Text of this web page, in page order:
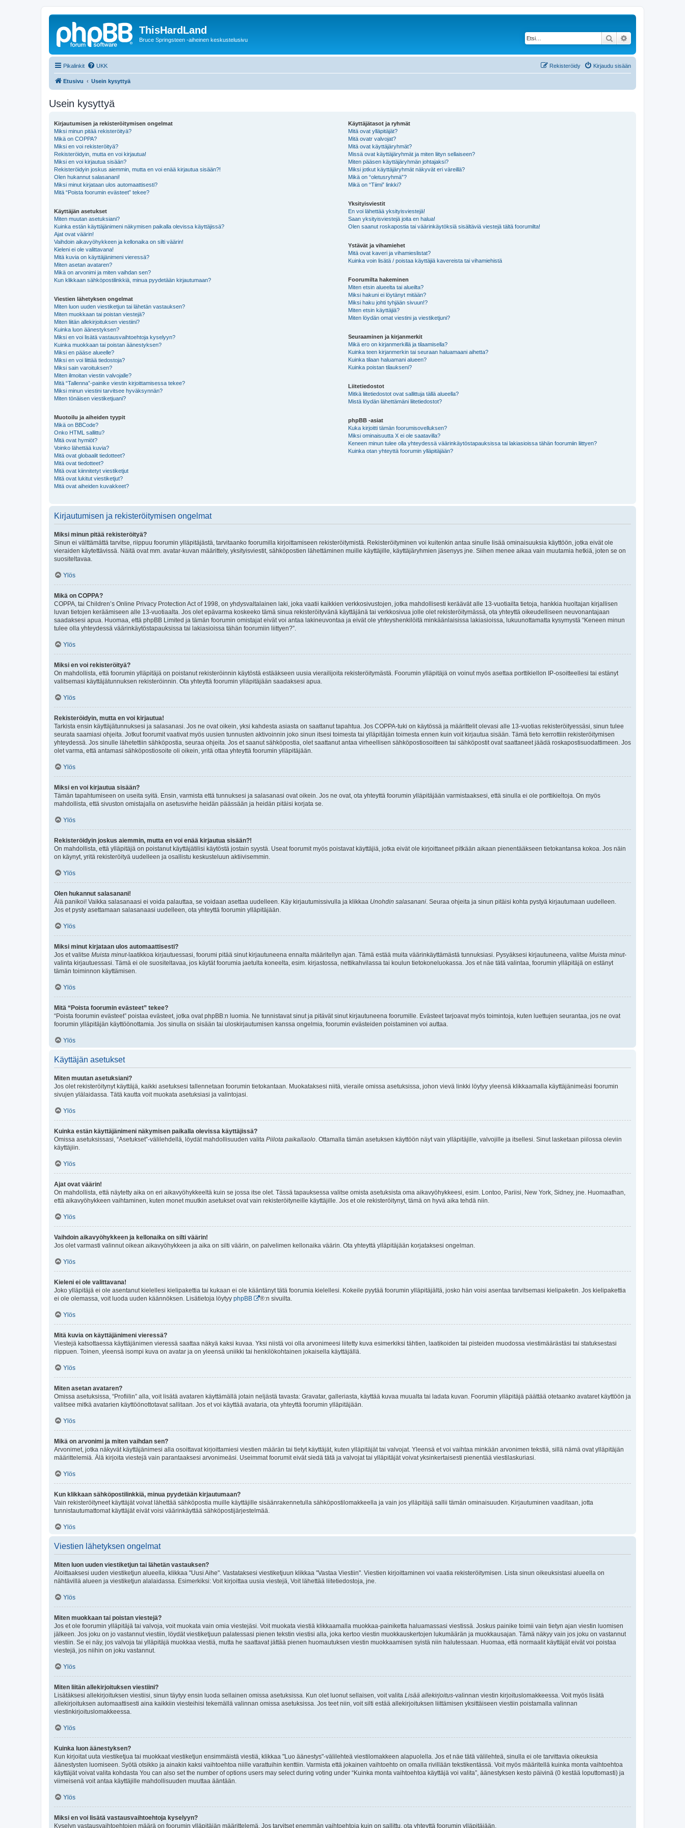
ThisHardLand
Bruce Springsteen -aiheinen keskustelusivu Etsi
Pikalinkit UKK Kirjaudu sisään
Rekisteröidy
Etusivu Usein kysyttyä
Usein kysyttyä
Kirjautumisen ja rekisteröitymisen ongelmat
Miksi minun pitää rekisteröityä?
Mikä on COPPA?
Miksi en voi rekisteröityä?
Rekisteröidyin, mutta en voi kirjautua!
Miksi en voi kirjautua sisään?
Rekisteröidyin joskus aiemmin, mutta en voi enää kirjautua sisään?!
Olen hukannut salasanani!
Miksi minut kirjataan ulos automaattisesti?
Mitä “Poista foorumin evästeet” tekee?
Käyttäjän asetukset
Miten muutan asetuksiani?
Kuinka estän käyttäjänimeni näkymisen paikalla olevissa käyttäjissä?
Ajat ovat väärin!
Vaihdoin aikavyöhykkeen ja kellonaika on silti väärin!
Kieleni ei ole valittavana!
Mitä kuvia on käyttäjänimeni vieressä?
Miten asetan avataren?
Mikä on arvonimi ja miten vaihdan sen?
Kun klikkaan sähköpostilinkkiä, minua pyydetään kirjautumaan?
Viestien lähetyksen ongelmat
Miten luon uuden viestiketjun tai lähetän vastauksen?
Miten muokkaan tai poistan viestejä?
Miten liitän allekirjoituksen viestiini?
Kuinka luon äänestyksen?
Miksi en voi lisätä vastausvaihtoehtoja kyselyyn?
Kuinka muokkaan tai poistan äänestyksen?
Miksi en pääse alueelle?
Miksi en voi liittää tiedostoja?
Miksi sain varoituksen?
Miten ilmoitan viestin valvojalle?
Mitä “Tallenna”-painike viestin kirjoittamisessa tekee?
Miksi minun viestini tarvitsee hyväksynnän?
Miten tönäisen viestiketjuani?
Muotoilu ja aiheiden tyypit
Mikä on BBCode?
Onko HTML sallittu?
Mitä ovat hymiöt?
Voinko lähettää kuvia?
Mitä ovat globaalit tiedotteet?
Mitä ovat tiedotteet?
Mitä ovat kiinnitetyt viestiketjut
Mitä ovat lukitut viestiketjut?
Mitä ovat aiheiden kuvakkeet?
Käyttäjätasot ja ryhmät
Mitä ovat ylläpitäjät?
Mitä ovatr valvojat?
Mitä ovat käyttäjäryhmät?
Missä ovat käyttäjäryhmät ja miten liityn sellaiseen?
Miten pääsen käyttäjäryhmän johtajaksi?
Miksi jotkut käyttäjäryhmät näkyvät eri väreillä?
Mikä on “oletusryhmä”?
Mikä on “Tiimi” linkki?
Yksityisviestit
En voi lähettää yksityisviestejä!
Saan yksityisviestejä joita en halua!
Olen saanut roskapostia tai väärinkäytöksiä sisältäviä viestejä tältä foorumilta!
Ystävät ja vihamiehet
Mitä ovat kaveri ja vihamieslistat?
Kuinka voin lisätä / poistaa käyttäjiä kavereista tai vihamiehistä
Foorumilta hakeminen
Miten etsin alueelta tai alueilta?
Miksi hakuni ei löytänyt mitään?
Miksi haku johti tyhjään sivuun!?
Miten etsin käyttäjiä?
Miten löydän omat viestini ja viestiketjuni?
Seuraaminen ja kirjanmerkit
Mikä ero on kirjanmerkillä ja tilaamisella?
Kuinka teen kirjanmerkin tai seuraan haluamaani aihetta?
Kuinka tilaan haluamani alueen?
Kuinka poistan tilaukseni?
Liitetiedostot
Mitkä liitetiedostot ovat sallittuja tällä alueella?
Mistä löydän lähettämäni liitetiedostot?
phpBB -asiat
Kuka kirjoitti tämän foorumisovelluksen?
Miksi ominaisuutta X ei ole saatavilla?
Keneen minun tulee olla yhteydessä väärinkäytöstapauksissa tai lakiasioissa tähän foorumiin liittyen?
Kuinka otan yhteyttä foorumin ylläpitäjään?
Kirjautumisen ja rekisteröitymisen ongelmat
Miksi minun pitää rekisteröityä?
Sinun ei välttämättä tarvitse, riippuu foorumin ylläpitäjästä, tarvitaanko foorumilla kirjoittamiseen rekisteröitymistä. Rekisteröityminen voi kuitenkin antaa sinulle lisää ominaisuuksia käyttöön, jotka eivät ole
vieraiden käytettävissä. Näitä ovat mm. avatar-kuvan määrittely, yksityisviestit, sähköpostien lähettäminen muille käyttäjille, käyttäjäryhmien jäsenyys jne. Siihen menee aikaa vain muutamia hetkiä, joten se on
suositeltavaa.
Ylös
Mikä on COPPA?
COPPA, tai Children’s Online Privacy Protection Act of 1998, on yhdysvaltalainen laki, joka vaatii kaikkien verkkosivustojen, jotka mahdollisesti keräävät alle 13-vuotiailta tietoja, hankkia huoltajan kirjallisen
luvan tietojen keräämiseen alle 13-vuotiaalta. Jos olet epävarma koskeeko tämä sinua rekisteröityvänä käyttäjänä tai verkkosivua jolle olet rekisteröitymässä, ota yhteyttä oikeudelliseen neuvonantajaan
saadaksesi apua. Huomaa, että phpBB Limited ja tämän foorumin omistajat eivät voi antaa lakineuvontaa ja eivät ole yhteyshenkilöitä minkäänlaisissa lakiasioissa, lukuunottamatta kysymystä “Keneen minun
tulee olla yhteydessä väärinkäytöstapauksissa tai lakiasioissa tähän foorumiin liittyen?”.
Ylös
Miksi en voi rekisteröityä?
On mahdollista, että foorumin ylläpitäjä on poistanut rekisteröinnin käytöstä estääkseen uusia vierailijoita rekisteröitymästä. Foorumin ylläpitäjä on voinut myös asettaa porttikiellon IP-osoitteellesi tai estänyt
valitsemasi käyttäjätunnuksen rekisteröinnin. Ota yhteyttä foorumin ylläpitäjään saadaksesi apua.
Ylös
Rekisteröidyin, mutta en voi kirjautua!
Tarkista ensin käyttäjätunnuksesi ja salasanasi. Jos ne ovat oikein, yksi kahdesta asiasta on saattanut tapahtua. Jos COPPA-tuki on käytössä ja määrittelit olevasi alle 13-vuotias rekisteröityessäsi, sinun tulee
seurata saamiasi ohjeita. Jotkut foorumit vaativat myös uusien tunnusten aktivoinnin joko sinun itsesi toimesta tai ylläpitäjän toimesta ennen kuin voit kirjautua sisään. Tämä tieto kerrottiin rekisteröitymisen
yhteydessä. Jos sinulle lähetettiin sähköpostia, seuraa ohjeita. Jos et saanut sähköpostia, olet saattanut antaa virheellisen sähköpostiosoitteen tai sähköpostit ovat saattaneet jäädä roskapostisuodattimeen. Jos
olet varma, että antamasi sähköpostiosoite oli oikein, yritä ottaa yhteyttä foorumin ylläpitäjään.
Ylös
Miksi en voi kirjautua sisään?
Tämän tapahtumiseen on useita syitä. Ensin, varmista että tunnuksesi ja salasanasi ovat oikein. Jos ne ovat, ota yhteyttä foorumin ylläpitäjään varmistaaksesi, että sinulla ei ole porttikieltoja. On myös
mahdollista, että sivuston omistajalla on asetusvirhe heidän päässään ja heidän pitäisi korjata se.
Ylös
Rekisteröidyin joskus aiemmin, mutta en voi enää kirjautua sisään?!
On mahdollista, että ylläpitäjä on poistanut käyttäjätilisi käytöstä jostain syystä. Useat foorumit myös poistavat käyttäjiä, jotka eivät ole kirjoittaneet pitkään aikaan pienentääkseen tietokantansa kokoa. Jos näin
on käynyt, yritä rekisteröityä uudelleen ja osallistu keskusteluun aktiivisemmin.
Ylös
Olen hukannut salasanani!
Älä panikoi! Vaikka salasanaasi ei voida palauttaa, se voidaan asettaa uudelleen. Käy kirjautumissivulla ja klikkaa Unohdin salasanani . Seuraa ohjeita ja sinun pitäisi kohta pystyä kirjautumaan uudelleen.
Jos et pysty asettamaan salasanaasi uudelleen, ota yhteyttä foorumin ylläpitäjään.
Ylös
Miksi minut kirjataan ulos automaattisesti?
Jos et valitse Muista minut-laatikkoa kirjautuessasi, foorumi pitää sinut kirjautuneena ennalta määritellyn ajan. Tämä estää muita väärinkäyttämästä tunnuksiasi. Pysyäksesi kirjautuneena, valitse Muista minut-
valinta kirjautuessasi. Tämä ei ole suositeltavaa, jos käytät foorumia jaetulta koneelta, esim. kirjastossa, nettikahvilassa tai koulun tietokoneluokassa. Jos et näe tätä valintaa, foorumin ylläpitäjä on estänyt
tämän toiminnon käyttämisen.
Ylös
Mitä “Poista foorumin evästeet” tekee?
“Poista foorumin evästeet” poistaa evästeet, jotka ovat phpBB:n luomia. Ne tunnistavat sinut ja pitävät sinut kirjautuneena foorumille. Evästeet tarjoavat myös toimintoja, kuten luettujen seurantaa, jos ne ovat
foorumin ylläpitäjän käyttöönottamia. Jos sinulla on sisään tai uloskirjautumisen kanssa ongelmia, foorumin evästeiden poistaminen voi auttaa.
Ylös
Käyttäjän asetukset
Miten muutan asetuksiani?
Jos olet rekisteröitynyt käyttäjä, kaikki asetuksesi tallennetaan foorumin tietokantaan. Muokataksesi niitä, vieraile omissa asetuksissa, johon vievä linkki löytyy yleensä klikkaamalla käyttäjänimeäsi foorumin
sivujen ylälaidassa. Tätä kautta voit muokata asetuksiasi ja valintojasi.
Ylös
Kuinka estän käyttäjänimeni näkymisen paikalla olevissa käyttäjissä?
Omissa asetuksissasi, “Asetukset”-välilehdellä, löydät mahdollisuuden valita Piilota paikallaolo . Ottamalla tämän asetuksen käyttöön näyt vain ylläpitäjille, valvojille ja itsellesi. Sinut lasketaan piilossa oleviin
käyttäjiin.
Ylös
Ajat ovat väärin!
On mahdollista, että näytetty aika on eri aikavyöhykkeeltä kuin se jossa itse olet. Tässä tapauksessa valitse omista asetuksista oma aikavyöhykkeesi, esim. Lontoo, Pariisi, New York, Sidney, jne. Huomaathan,
että aikavyöhykkeen vaihtaminen, kuten monet muutkin asetukset ovat vain rekisteröityneille käyttäjille. Jos et ole rekisteröitynyt, tämä on hyvä aika tehdä niin.
Ylös
Vaihdoin aikavyöhykkeen ja kellonaika on silti väärin!
Jos olet varmasti valinnut oikean aikavyöhykkeen ja aika on silti väärin, on palvelimen kellonaika väärin. Ota yhteyttä ylläpitäjään korjataksesi ongelman.
Ylös
Kieleni ei ole valittavana!
Joko ylläpitäjä ei ole asentanut kielellesi kielipakettia tai kukaan ei ole kääntänyt tätä foorumia kielellesi. Kokeile pyytää foorumin ylläpitäjältä, josko hän voisi asentaa tarvitsemasi kielipaketin. Jos kielipakettia
ei ole olemassa, voit luoda uuden käännöksen. Lisätietoja löytyy phpBB ®:n sivuilta.
Ylös
Mitä kuvia on käyttäjänimeni vieressä?
Viestejä katsottaessa käyttäjänimen vieressä saattaa näkyä kaksi kuvaa. Yksi niistä voi olla arvonimeesi liitetty kuva esimerkiksi tähtien, laatikoiden tai pisteiden muodossa viestimäärästäsi tai statuksestasi
riippuen. Toinen, yleensä isompi kuva on avatar ja on yleensä uniikki tai henkilökohtainen jokaisella käyttäjällä.
Ylös
Miten asetan avataren?
Omissa asetuksissa, “Profiilin” alla, voit lisätä avataren käyttämällä jotain neljästä tavasta: Gravatar, galleriasta, käyttää kuvaa muualta tai ladata kuvan. Foorumin ylläpitäjä päättää otetaanko avataret käyttöön ja
valitsee mitkä avatarien käyttöönottotavat sallitaan. Jos et voi käyttää avataria, ota yhteyttä foorumin ylläpitäjään.
Ylös
Mikä on arvonimi ja miten vaihdan sen?
Arvonimet, jotka näkyvät käyttäjänimesi alla osoittavat kirjoittamiesi viestien määrän tai tietyt käyttäjät, kuten ylläpitäjät tai valvojat. Yleensä et voi vaihtaa minkään arvonimen tekstiä, sillä nämä ovat ylläpitäjän
määrittelemiä. Älä kirjoita viestejä vain parantaaksesi arvonimeäsi. Useimmat foorumit eivät siedä tätä ja valvojat tai ylläpitäjät voivat yksinkertaisesti pienentää viestilaskuriasi.
Ylös
Kun klikkaan sähköpostilinkkiä, minua pyydetään kirjautumaan?
Vain rekisteröityneet käyttäjät voivat lähettää sähköpostia muille käyttäjille sisäänrakennetulla sähköpostilomakkeella ja vain jos ylläpitäjä sallii tämän ominaisuuden. Kirjautuminen vaaditaan, jotta
tunnistautumattomat käyttäjät eivät voisi väärinkäyttää sähköpostijärjestelmää.
Ylös
Viestien lähetyksen ongelmat
Miten luon uuden viestiketjun tai lähetän vastauksen?
Aloittaaksesi uuden viestiketjun alueella, klikkaa "Uusi Aihe". Vastataksesi viestiketjuun klikkaa "Vastaa Viestiin". Viestien kirjoittaminen voi vaatia rekisteröitymisen. Lista sinun oikeuksistasi alueella on
nähtävillä alueen ja viestiketjun alalaidassa. Esimerkiksi: Voit kirjoittaa uusia viestejä, Voit lähettää liitetiedostoja, jne.
Ylös
Miten muokkaan tai poistan viestejä?
Jos et ole foorumin ylläpitäjä tai valvoja, voit muokata vain omia viestejäsi. Voit muokata viestiä klikkaamalla muokkaa-painiketta haluamassasi viestissä. Joskus painike toimii vain tietyn ajan viestin luomisen
jälkeen. Jos joku on jo vastannut viestiin, löydät viestiketjuun palatessasi pienen tekstin viestisi alla, joka kertoo viestin muokkauskertojen lukumäärän ja muokkausajan. Tämä näkyy vain jos joku on vastannut
viestiin. Se ei näy, jos valvoja tai ylläpitäjä muokkaa viestiä, mutta he saattavat jättää pienen huomautuksen viestin muokkaamisen syistä niin halutessaan. Huomaa, että normaalit käyttäjät eivät voi poistaa
viestejä, jos niihin on joku vastannut.
Ylös
Miten liitän allekirjoituksen viestiini?
Lisätäksesi allekirjoituksen viestiisi, sinun täytyy ensin luoda sellainen omissa asetuksissa. Kun olet luonut sellaisen, voit valita Lisää allekirjoitus-valinnan viestin kirjoituslomakkeessa. Voit myös lisätä
allekirjoituksen automaattisesti aina kaikkiin viesteihisi tekemällä valinnan omissa asetuksissa. Jos teet niin, voit silti estää allekirjoituksen liittämisen yksittäiseen viestiin poistamalla valinnan
viestinkirjoituslomakkeessa.
Ylös
Kuinka luon äänestyksen?
Kun kirjoitat uuta viestiketjua tai muokkaat viestiketjun ensimmäistä viestiä, klikkaa "Luo äänestys"-välilehteä viestilomakkeen alapuolella. Jos et näe tätä välilehteä, sinulla ei ole tarvittavia oikeuksia
äänestysten luomiseen. Syötä otsikko ja ainakin kaksi vaihtoehtoa niille varattuihin kenttiin. Varmista että jokainen vaihtoehto on omalla rivillään tekstikentässä. Voit myös määritellä kuinka monta vaihtoehtoa
käyttäjät voivat valita kohdasta You can also set the number of options users may select during voting under “Kuinka monta vaihtoehtoa käyttäjä voi valita”, äänestyksen kesto päivinä (0 kestää loputtomasti) ja
viimeisenä voit antaa käyttäjille mahdollisuuden muuttaa ääntään.
Ylös
Miksi en voi lisätä vastausvaihtoehtoja kyselyyn?
Kyselyn vastausvaihtoehtojen määrä on foorumin ylläpitäjän määrittelemä. Jos tarvitset enemmän vaihtoehtoja kuin on sallittu, ota yhteyttä foorumin ylläpitäjään.